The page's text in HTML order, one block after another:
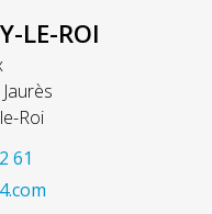
LE-ROI
Roi
61